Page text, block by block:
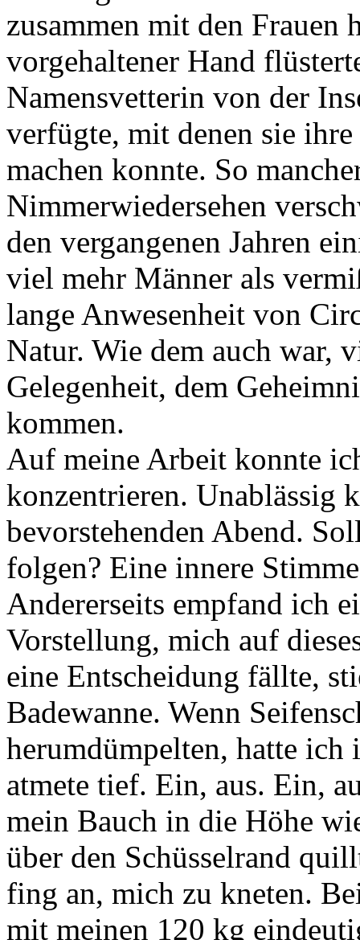
zusammen mit den Frauen
vorgehaltener Hand
Namensvetterin von der
verfügte, mit denen sie
machen konnte. So
Nimmerwiedersehen
den vergangenen Jahren
viel mehr Männer als
lange Anwesenheit von
Natur. Wie dem auch war,
Gelegenheit, dem
kommen.
Auf meine Arbeit konnte
konzentrieren. Unablässig
bevorstehenden Abend.
folgen? Eine innere
Andererseits empfand ich
Vorstellung, mich auf
eine Entscheidung fällte,
Badewanne. Wenn
herumdümpelten, hatte ich
atmete tief. Ein, aus. Ein,
mein Bauch in die Höhe
über den Schüsselrand
fing an, mich zu kneten.
mit meinen 120 kg